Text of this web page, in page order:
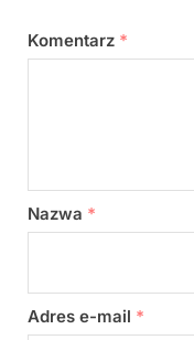
Komentarz *
Nazwa *
Adres e-mail *